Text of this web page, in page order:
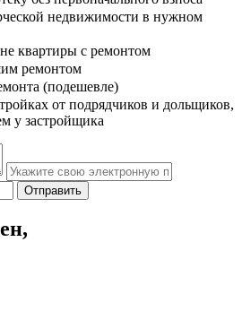
недвижимости в нужном
квартиры с ремонтом
ремонтом
(подешевле)
от подрядчиков и дольщиков,
у застройщика
Отправить